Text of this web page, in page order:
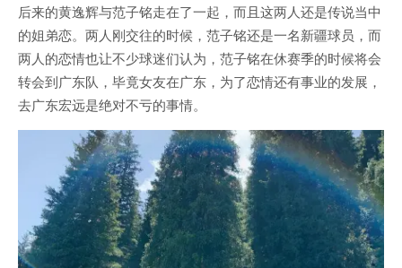
后来的黄逸辉与范子铭走在了一起，而且这两人还是传说当中
的姐弟恋。两人刚交往的时候，范子铭还是一名新疆球员，而
两人的恋情也让不少球迷们认为，范子铭在休赛季的时候将会
转会到广东队，毕竟女友在广东，为了恋情还有事业的发展，
去广东宏远是绝对不亏的事情。